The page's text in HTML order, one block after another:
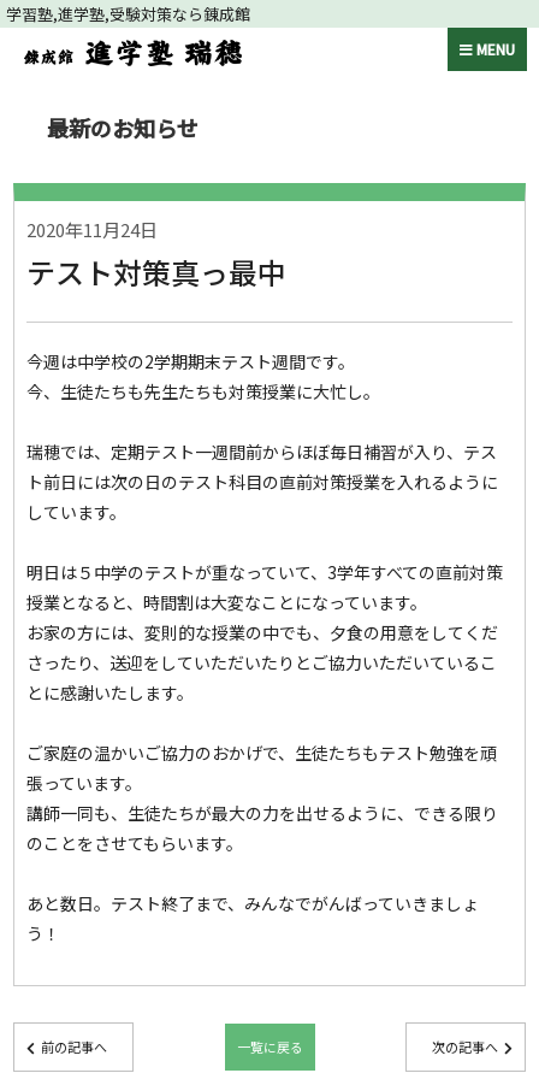
学習塾,進学塾,受験対策なら錬成館
MENU
最新のお知らせ
2020年11月24日
テスト対策真っ最中
今週は中学校の2学期期末テスト週間です。
今、生徒たちも先生たちも対策授業に大忙し。
瑞穂では、定期テスト一週間前からほぼ毎日補習が入り、テス
ト前日には次の日のテスト科目の直前対策授業を入れるように
しています。
明日は５中学のテストが重なっていて、3学年すべての直前対策
授業となると、時間割は大変なことになっています。
お家の方には、変則的な授業の中でも、夕食の用意をしてくだ
さったり、送迎をしていただいたりとご協力いただいているこ
とに感謝いたします。
ご家庭の温かいご協力のおかげで、生徒たちもテスト勉強を頑
張っています。
講師一同も、生徒たちが最大の力を出せるように、できる限り
のことをさせてもらいます。
あと数日。テスト終了まで、みんなでがんばっていきましょ
う！
前の記事へ 一覧に戻る 次の記事へ